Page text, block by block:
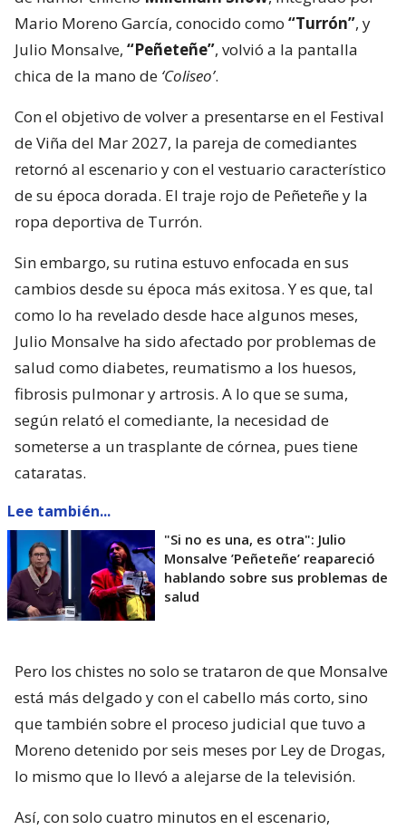
Mario Moreno García, conocido como “Turrón”, y
Julio Monsalve, “Peñeteñe”, volvió a la pantalla
chica de la mano de ‘Coliseo’.
Con el objetivo de volver a presentarse en el Festival
de Viña del Mar 2027, la pareja de comediantes
retornó al escenario y con el vestuario característico
de su época dorada. El traje rojo de Peñeteñe y la
ropa deportiva de Turrón.
Sin embargo, su rutina estuvo enfocada en sus
cambios desde su época más exitosa. Y es que, tal
como lo ha revelado desde hace algunos meses,
Julio Monsalve ha sido afectado por problemas de
salud como diabetes, reumatismo a los huesos,
fibrosis pulmonar y artrosis. A lo que se suma,
según relató el comediante, la necesidad de
someterse a un trasplante de córnea, pues tiene
cataratas.
Lee también...
"Si no es una, es otra": Julio
Monsalve ’Peñeteñe’ reapareció
hablando sobre sus problemas de
salud
Pero los chistes no solo se trataron de que Monsalve
está más delgado y con el cabello más corto, sino
que también sobre el proceso judicial que tuvo a
Moreno detenido por seis meses por Ley de Drogas,
lo mismo que lo llevó a alejarse de la televisión.
Así, con solo cuatro minutos en el escenario,